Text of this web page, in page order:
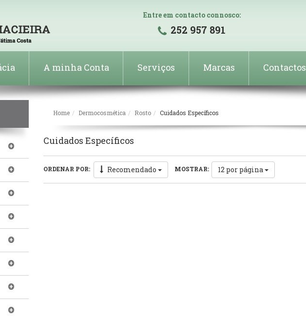
Entre em contacto connosco:
252 957 891
A minha Conta Serviços Marcas Contactos
Home Dermocosmética Rosto Cuidados Específicos
Cuidados Específicos
ORDENAR POR: Recomendado MOSTRAR: 12 por página